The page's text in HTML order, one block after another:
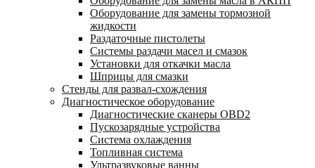
Оборудование для замены тормозной
жидкости
Раздаточные пистолеты
Системы раздачи масел и смазок
Установки для откачки масла
Шприцы для смазки
Стенды для развал-схождения
Диагностическое оборудование
Диагностические сканеры OBD2
Пускозарядные устройства
Система охлаждения
Топливная система
Ультразвуковые ванны